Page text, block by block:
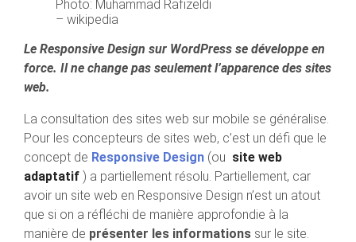
Photo: Muhammad Rafizeldi
– wikipedia
Le Responsive Design sur WordPress se développe en
force. Il ne change pas seulement l’apparence des sites
web.
La consultation des sites web sur mobile se généralise.
Pour les concepteurs de sites web, c’est un défi que le
concept de Responsive Design (ou site web
adaptatif ) a partiellement résolu. Partiellement, car
avoir un site web en Responsive Design n’est un atout
que si on a réfléchi de manière approfondie à la
manière de présenter les informations sur le site.